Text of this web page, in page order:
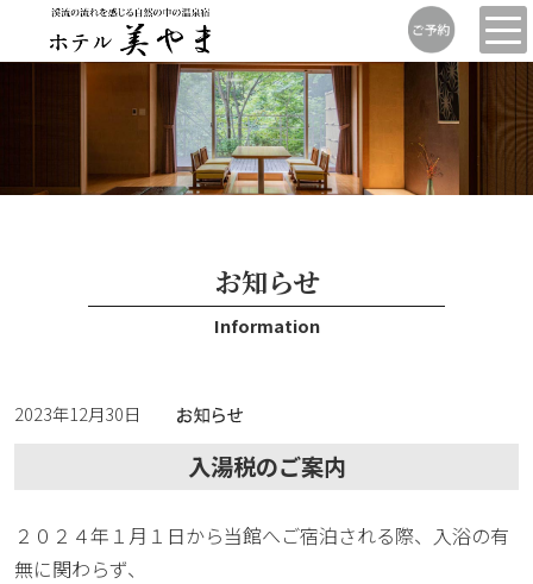
お知らせ
Information
2023年12月30日
入湯税のご案内
２０２４年１月１日から当館へご宿泊される際、入浴の有
無に関わらず、